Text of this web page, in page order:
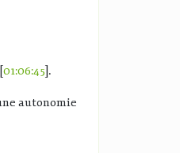
01:06:45].
autonomie